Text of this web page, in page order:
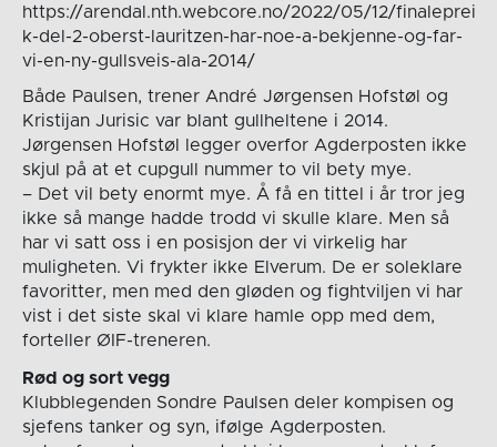
https://arendal.nth.webcore.no/2022/05/12/finaleprei
k-del-2-oberst-lauritzen-har-noe-a-bekjenne-og-far-
vi-en-ny-gullsveis-ala-2014/
Både Paulsen, trener André Jørgensen Hofstøl og
Kristijan Jurisic var blant gullheltene i 2014.
Jørgensen Hofstøl legger overfor Agderposten ikke
skjul på at et cupgull nummer to vil bety mye.
– Det vil bety enormt mye. Å få en tittel i år tror jeg
ikke så mange hadde trodd vi skulle klare. Men så
har vi satt oss i en posisjon der vi virkelig har
muligheten. Vi frykter ikke Elverum. De er soleklare
favoritter, men med den gløden og fightviljen vi har
vist i det siste skal vi klare hamle opp med dem,
forteller ØIF-treneren.
Rød og sort vegg
Klubblegenden Sondre Paulsen deler kompisen og
sjefens tanker og syn, ifølge Agderposten.